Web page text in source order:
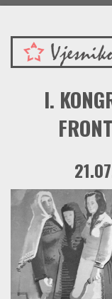
REDAKCIJSKI
VJESNIKOV
PRENOSIMO
SPOMENICI
BORBENA
NAŠE PJESME
I.